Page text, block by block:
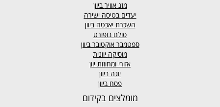
מזג אווירביוון
יעדים בטיסה ישירה
השכרת יאכטה ביוון
סולם בופורט
ספטמבר אוקטובר ביוון
מוסיקה יוונית
אזורי ומחוזות יוון
יוגה ביוון
פסח ביוון
מומלצים בקידום